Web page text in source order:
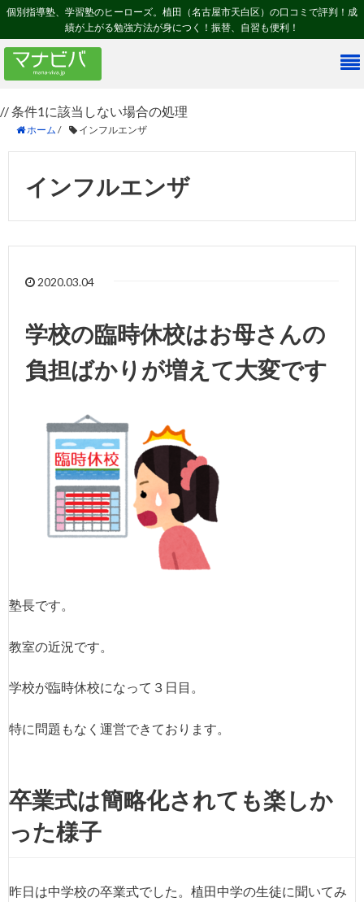
個別指導塾、学習塾のヒーローズ。植田（名古屋市天白区）の口コミで評判！成
績が上がる勉強方法が身につく！振替、自習も便利！
// 条件1に該当しない場合の処理
ホーム / インフルエンザ
インフルエンザ
2020.03.04
学校の臨時休校はお母さんの
負担ばかりが増えて大変です
塾長です。
教室の近況です。
学校が臨時休校になって３日目。
特に問題もなく運営できております。
卒業式は簡略化されても楽しか
った様子
昨日は中学校の卒業式でした。植田中学の生徒に聞いてみ